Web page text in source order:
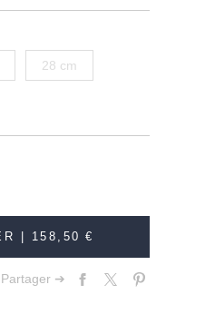
28 cm
| 158,50 €
Partager ➔